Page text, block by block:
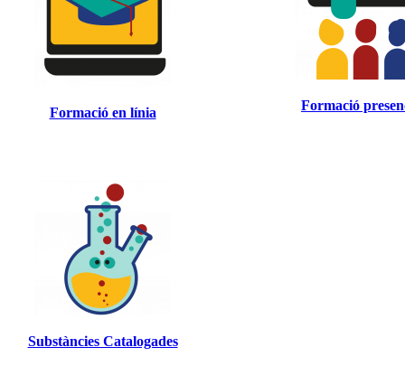
Formació en línia Formació
Substàncies Catalogades